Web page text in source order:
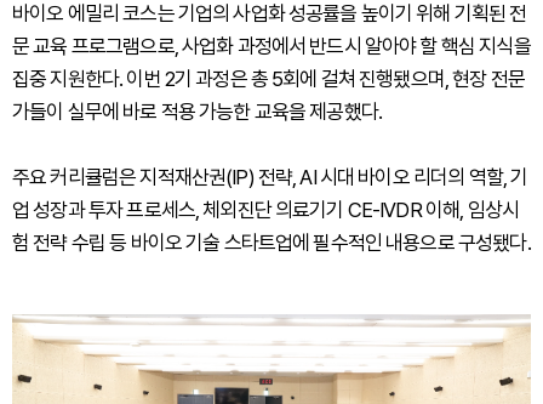
바이오 에밀리 코스는 기업의 사업화 성공률을 높이기 위해 기획된 전
문 교육 프로그램으로, 사업화 과정에서 반드시 알아야 할 핵심 지식을
집중 지원한다. 이번 2기 과정은 총 5회에 걸쳐 진행됐으며, 현장 전문
가들이 실무에 바로 적용 가능한 교육을 제공했다.
주요 커리큘럼은 지적재산권(IP) 전략, AI 시대 바이오 리더의 역할, 기
업 성장과 투자 프로세스, 체외진단 의료기기 CE-IVDR 이해, 임상시
험 전략 수립 등 바이오 기술 스타트업에 필수적인 내용으로 구성됐다.